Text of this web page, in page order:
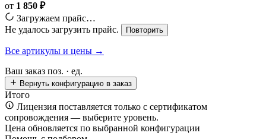
от 1 850 ₽
Загружаем прайс…
Не удалось загрузить прайс.
Повторить
Все артикулы и цены →
Ваш заказ поз. · ед.
Вернуть конфигурацию в заказ
Итого
Лицензия поставляется только с сертификатом
сопровождения — выберите уровень.
Цена обновляется по выбранной конфигурации